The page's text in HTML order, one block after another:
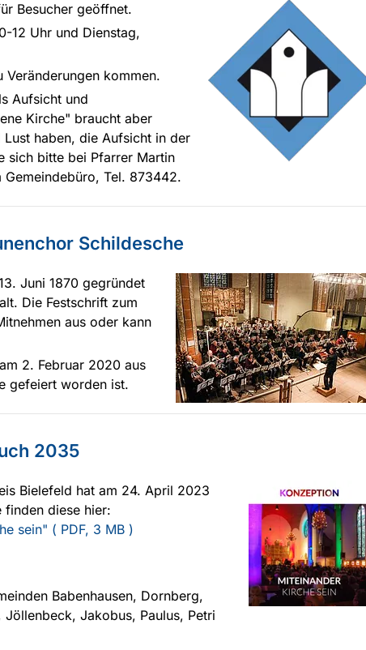
Besucher geöffnet.
12 Uhr und Dienstag,
kommen.
Aufsicht und
Kirche" braucht aber
haben, die Aufsicht in der
sich bitte bei Pfarrer Martin
Tel. 873442.
Schildesche
Juni 1870 gegründet
Die Festschrift zum
aus oder kann
2. Februar 2020 aus
gefeiert worden ist.
2035
Bielefeld hat am 24. April 2023
Sie finden diese hier:
sein" ( PDF, 3 MB )
Babenhausen, Dornberg,
Jakobus, Paulus, Petri